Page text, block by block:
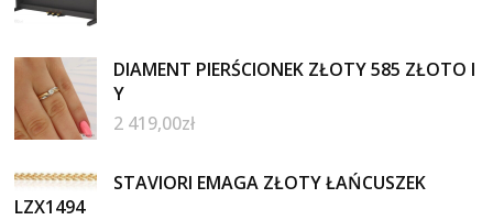
DIAMENT PIERŚCIONEK ZŁOTY 585 ZŁOTO I
Y
2 419,00zł
STAVIORI EMAGA ZŁOTY ŁAŃCUSZEK
LZX1494